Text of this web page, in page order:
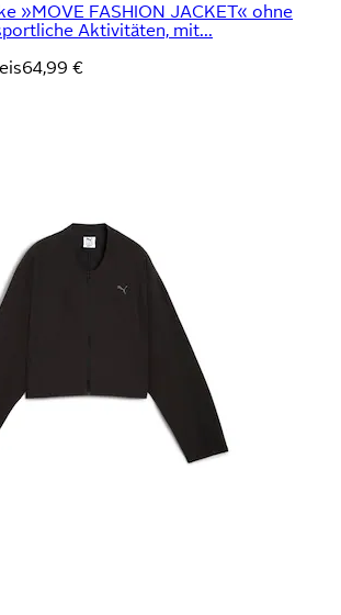
»MOVE FASHION JACKET« ohne
Aktivitäten, mit...
64,99 €